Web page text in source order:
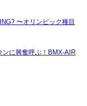
〜オリンピック種目
ンに興奮呼ぶ！BMX-AIR